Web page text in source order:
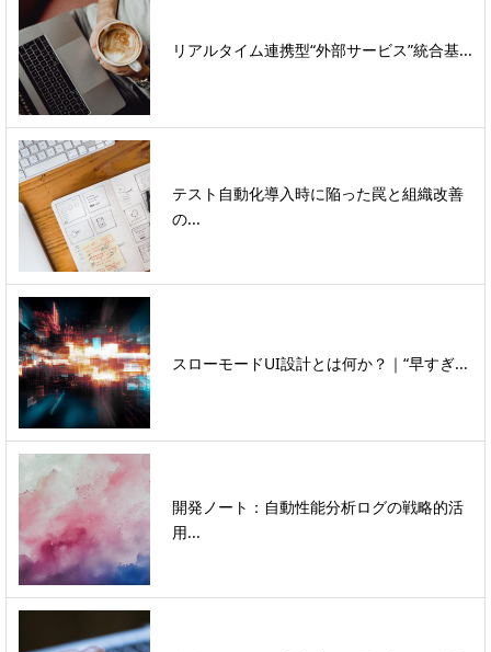
リアルタイム連携型“外部サービス”統合基...
テスト自動化導入時に陥った罠と組織改善
の...
スローモードUI設計とは何か？｜“早すぎ...
開発ノート：自動性能分析ログの戦略的活
用...